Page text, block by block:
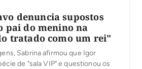
denuncia supostos
pai do menino na
tratado como um rei"
Sabrina afirmou que Igor
de "sala VIP" e questionou os